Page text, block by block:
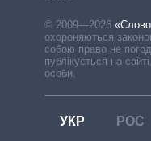
© 2009—2026 «Слово
охороняються
собою право не
публікується на
особи.
УКР РОС